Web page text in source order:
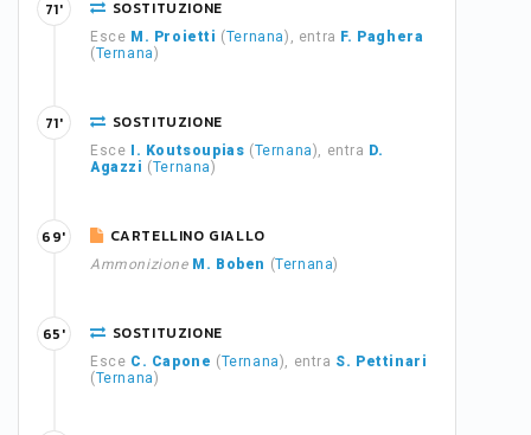
SOSTITUZIONE
Esce M. Proietti (Ternana), entra F. Paghera
(Ternana)
71'
SOSTITUZIONE
Esce I. Koutsoupias (Ternana), entra D.
Agazzi (Ternana)
71'
CARTELLINO GIALLO
Ammonizione M. Boben (Ternana)
69'
SOSTITUZIONE
Esce C. Capone (Ternana), entra S. Pettinari
(Ternana)
65'